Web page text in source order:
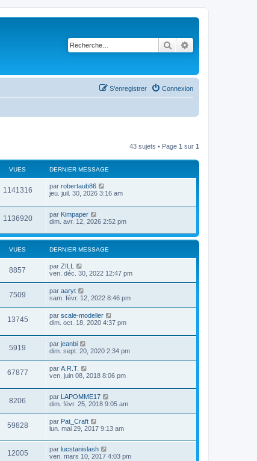
Rechercher
Connexion
S’enregistrer
43 sujets • Page 1 sur 1
VUES DERNIER MESSAGE
1141316 par robertaub86
jeu. juil. 30, 2026 3:16 am
1136920 par Kimpaper
dim. avr. 12, 2026 2:52 pm
VUES DERNIER MESSAGE
8857 par ZILL
ven. déc. 30, 2022 12:47 pm
7509 par aaryt
sam. févr. 12, 2022 8:46 pm
13745 par scale-modeller
dim. oct. 18, 2020 4:37 pm
5919 par jeanbi
dim. sept. 20, 2020 2:34 pm
67877 par A.R.T.
ven. juin 08, 2018 8:06 pm
8206 par LAPOMME17
dim. févr. 25, 2018 9:05 am
59828 par Pat_Craft
lun. mai 29, 2017 9:13 am
12005 par lucstanislash
ven. mars 10, 2017 4:03 pm